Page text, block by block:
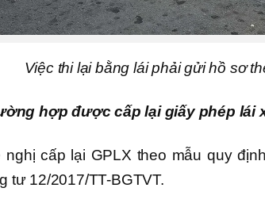
Việc thi lại bằng lái phải gửi hồ sơ
hợp được cấp lại giấy phép lái
cấp lại GPLX theo mẫu quy
tư 12/2017/TT-BGTVT.